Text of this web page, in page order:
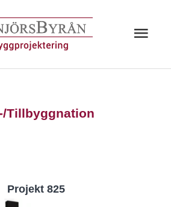
Tillbyggnation
Projekt 825